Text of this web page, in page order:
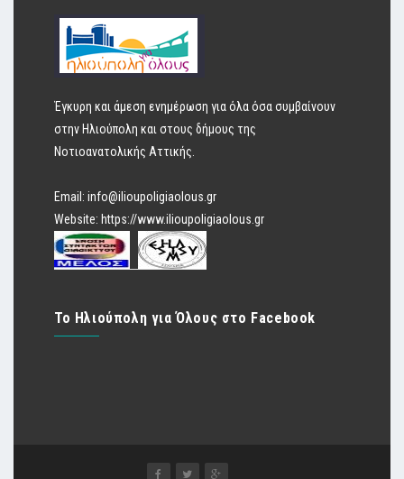
Έγκυρη και άμεση ενημέρωση για όλα όσα συμβαίνουν
στην Ηλιούπολη και στους δήμους της
Νοτιοανατολικής Αττικής.
Email: info@ilioupoligiaolous.gr
Website: https://www.ilioupoligiaolous.gr
Το Ηλιούπολη για Όλους στο Facebook